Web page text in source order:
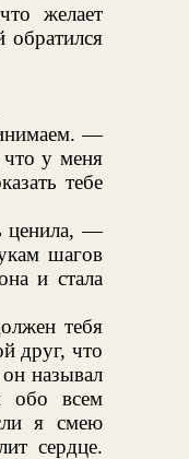
желает
обратился
—
у меня
тебе
ценила, —
шагов
и стала
тебя
друг, что
называл
обо всем
я смею
сердце.